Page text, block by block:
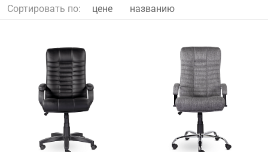
Сортировать по: цене названию